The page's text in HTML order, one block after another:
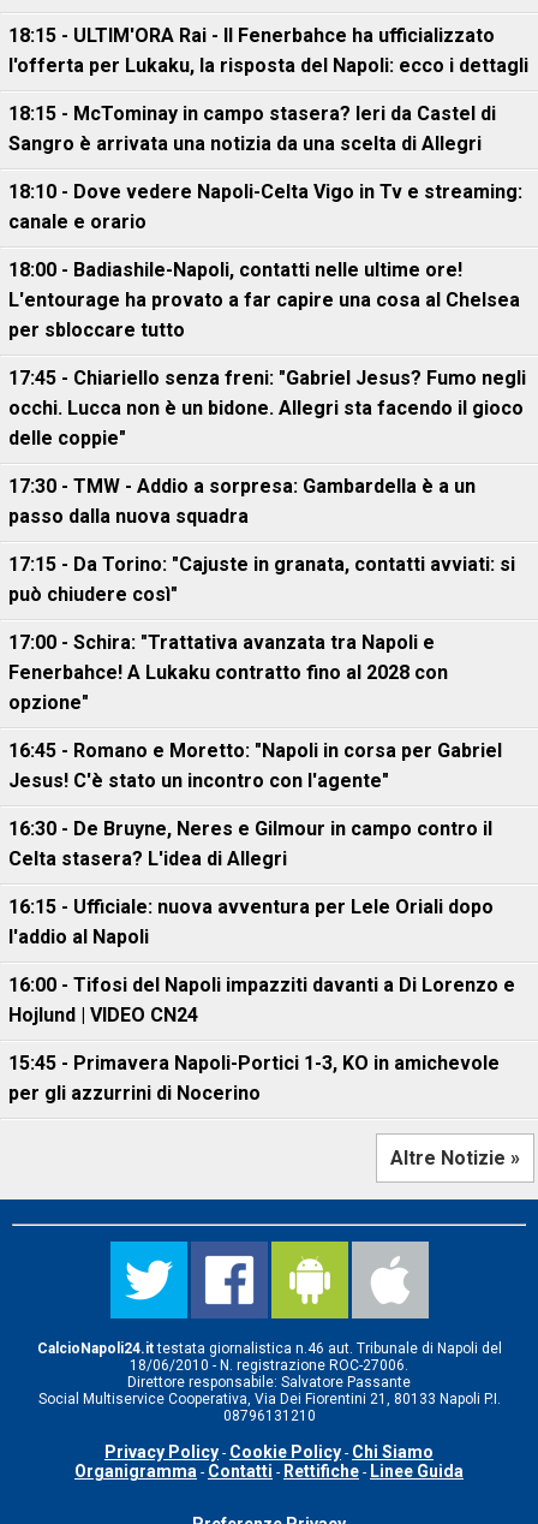
18:15 - ULTIM'ORA Rai - Il Fenerbahce ha ufficializzato
l'offerta per Lukaku, la risposta del Napoli: ecco i dettagli
18:15 - McTominay in campo stasera? Ieri da Castel di
Sangro è arrivata una notizia da una scelta di Allegri
18:10 - Dove vedere Napoli-Celta Vigo in Tv e streaming:
canale e orario
18:00 - Badiashile-Napoli, contatti nelle ultime ore!
L'entourage ha provato a far capire una cosa al Chelsea
per sbloccare tutto
17:45 - Chiariello senza freni: "Gabriel Jesus? Fumo negli
occhi. Lucca non è un bidone. Allegri sta facendo il gioco
delle coppie"
17:30 - TMW - Addio a sorpresa: Gambardella è a un
passo dalla nuova squadra
17:15 - Da Torino: "Cajuste in granata, contatti avviati: si
può chiudere così"
17:00 - Schira: "Trattativa avanzata tra Napoli e
Fenerbahce! A Lukaku contratto fino al 2028 con
opzione"
16:45 - Romano e Moretto: "Napoli in corsa per Gabriel
Jesus! C'è stato un incontro con l'agente"
16:30 - De Bruyne, Neres e Gilmour in campo contro il
Celta stasera? L'idea di Allegri
16:15 - Ufficiale: nuova avventura per Lele Oriali dopo
l'addio al Napoli
16:00 - Tifosi del Napoli impazziti davanti a Di Lorenzo e
Hojlund | VIDEO CN24
15:45 - Primavera Napoli-Portici 1-3, KO in amichevole
per gli azzurrini di Nocerino
Altre Notizie »
CalcioNapoli24.ittestata giornalistica n.46 aut. Tribunale di Napoli del
18/06/2010 - N. registrazione ROC-27006.
Direttore responsabile: Salvatore Passante
Social Multiservice Cooperativa, Via Dei Fiorentini 21, 80133 Napoli P.I.
08796131210
Privacy Policy - Cookie Policy - Chi Siamo
Organigramma - Contatti - Rettifiche - Linee Guida